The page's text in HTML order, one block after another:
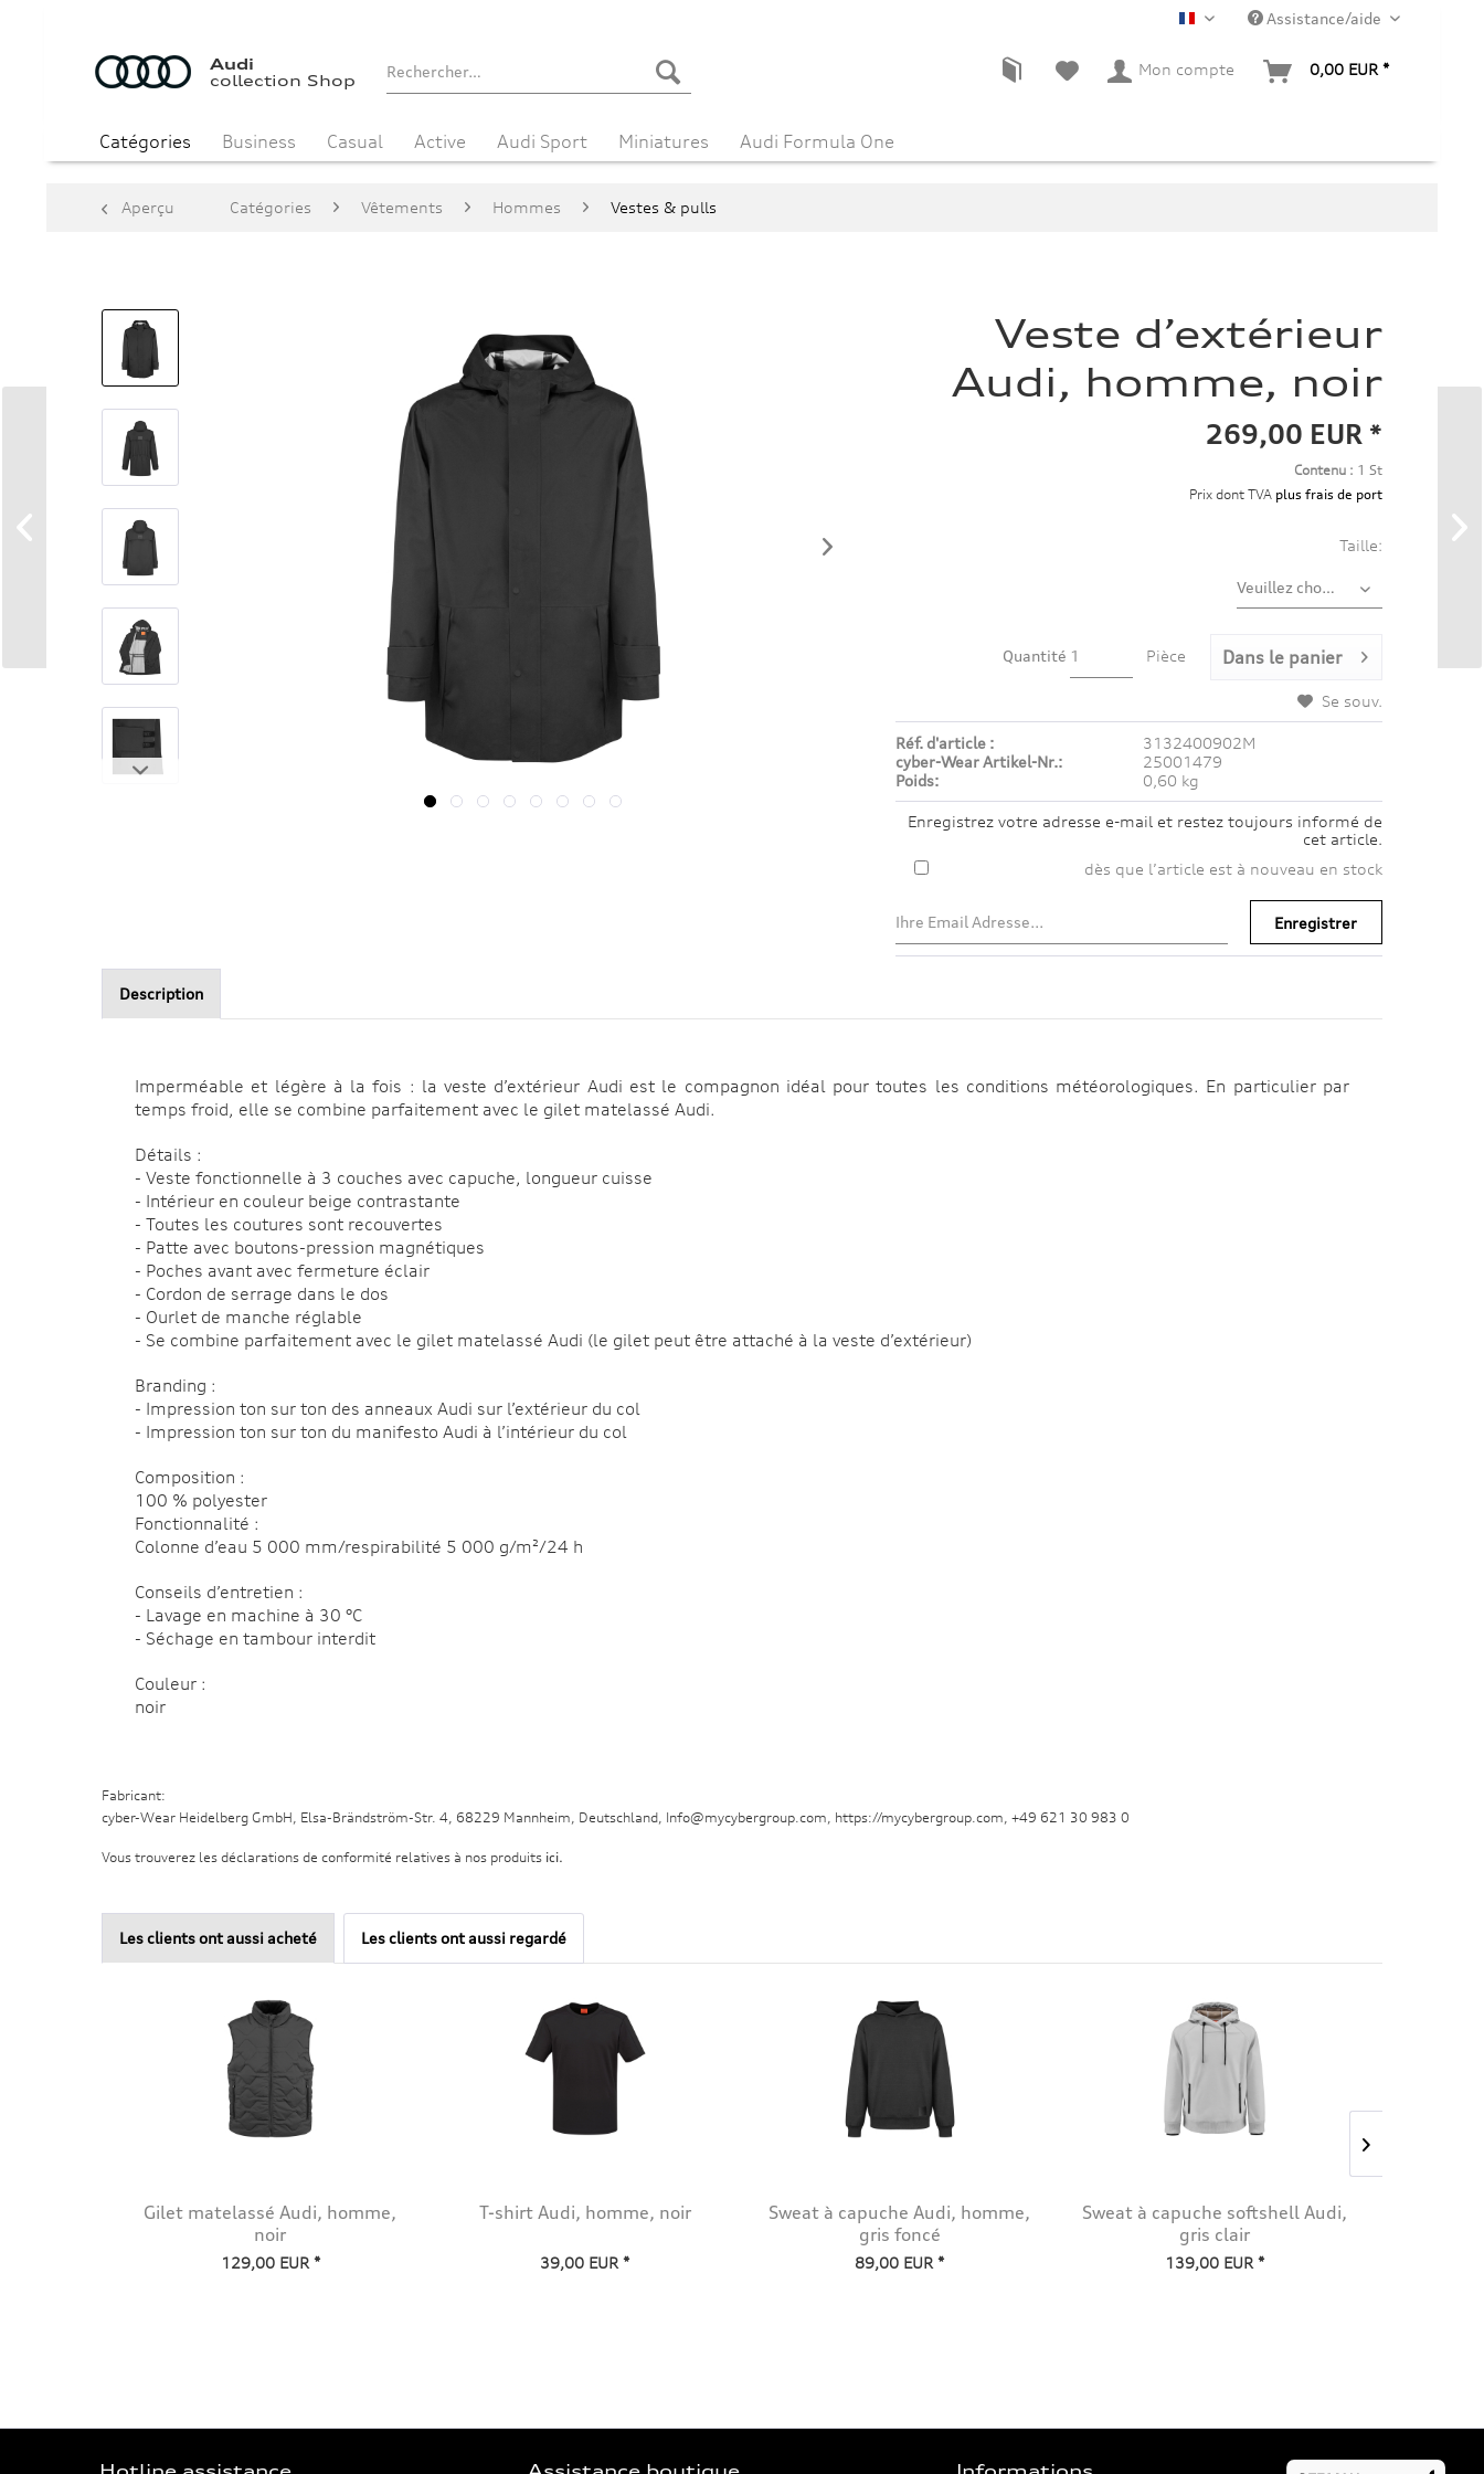
FR Assistance/aide
Audi
collection Shop
Mon compte 0,00 EUR *
Catégories Business Casual Active Audi Sport Miniatures Audi Formula One
Aperçu Catégories Vêtements Hommes Vestes & pulls
Veste d’extérieur
Audi, homme, noir
269,00 EUR *
Contenu : 1 St
Prix dont TVA plus frais de port
Taille:
Quantité Pièce Dans le panier
Se souv.
Réf. d'article :
3132400902M
cyber-Wear Artikel-Nr.:
25001479
Poids:
0,60 kg
Enregistrez votre adresse e-mail et restez toujours informé de
cet article.
dès que l’article est à nouveau en stock
Enregistrer
Description
Imperméable et légère à la fois : la veste d’extérieur Audi est le compagnon idéal pour toutes les conditions météorologiques. En particulier par
temps froid, elle se combine parfaitement avec le gilet matelassé Audi.
Détails :
- Veste fonctionnelle à 3 couches avec capuche, longueur cuisse
- Intérieur en couleur beige contrastante
- Toutes les coutures sont recouvertes
- Patte avec boutons-pression magnétiques
- Poches avant avec fermeture éclair
- Cordon de serrage dans le dos
- Ourlet de manche réglable
- Se combine parfaitement avec le gilet matelassé Audi (le gilet peut être attaché à la veste d’extérieur)
Branding :
- Impression ton sur ton des anneaux Audi sur l’extérieur du col
- Impression ton sur ton du manifesto Audi à l’intérieur du col
Composition :
100 % polyester
Fonctionnalité :
Colonne d’eau 5 000 mm/respirabilité 5 000 g/m²/24 h
Conseils d’entretien :
- Lavage en machine à 30 °C
- Séchage en tambour interdit
Couleur :
noir
Fabricant:
cyber-Wear Heidelberg GmbH, Elsa-Brändström-Str. 4, 68229 Mannheim, Deutschland, Info@mycybergroup.com, https://mycybergroup.com, +49 621 30 983 0
Vous trouverez les déclarations de conformité relatives à nos produits ici.
Les clients ont aussi acheté Les clients ont aussi regardé
Gilet matelassé Audi, homme,
noir
129,00 EUR *
T-shirt Audi, homme, noir
39,00 EUR *
Sweat à capuche Audi, homme,
gris foncé
89,00 EUR *
Sweat à capuche softshell Audi,
gris clair
139,00 EUR *